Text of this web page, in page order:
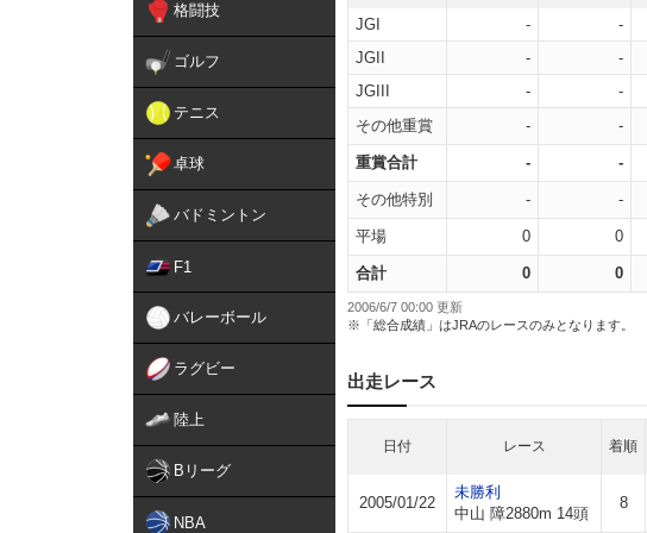
格闘技
ゴルフ
テニス
卓球
バドミントン
F1
バレーボール
ラグビー
陸上
Bリーグ
NBA
JGI - -
JGII
- -
JGIII
- -
その他重賞
- -
重賞合計 - -
その他特別 - -
平場 0 0
合計 0 0
2006/6/7 00:00 更新
※「総合成績」はJRAのレースのみとなります。
出走レース
日付 レース 着順
2005/01/22
未勝利
中山 障2880m 14頭
8